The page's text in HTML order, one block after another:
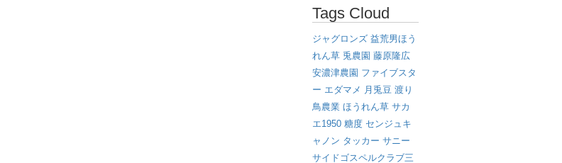
Tags Cloud
ジャグロンズ 益荒男ほう
れん草 兎農園 藤原隆広
安濃津農園 ファイブスタ
ー エダマメ 月兎豆 渡り
鳥農業 ほうれん草 サカ
エ1950 糖度 センジュキ
ャノン タッカー サニー
サイドゴスペルクラブ三